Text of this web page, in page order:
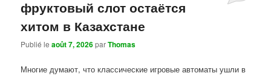
фруктовый слот остаётся
хитом в Казахстане
Publié leaoût 7, 2026parThomas
Многие думают, что классические игровые автоматы ушли в